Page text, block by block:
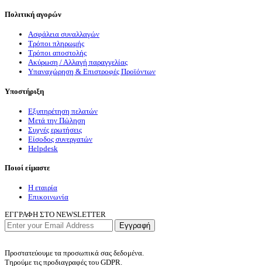
Πολιτική αγορών
Ασφάλεια συναλλαγών
Τρόποι πληρωμής
Τρόποι αποστολής
Ακύρωση / Αλλαγή παραγγελίας
Υπαναχώρηση & Επιστροφές Προϊόντων
Υποστήριξη
Εξυπηρέτηση πελατών
Μετά την Πώληση
Συχνές ερωτήσεις
Είσοδος συνεργατών
Helpdesk
Ποιοί είμαστε
Η εταιρία
Επικοινωνία
ΕΓΓΡΑΦΗ ΣΤΟ NEWSLETTER
Εγγραφή
Προστατεύουμε τα προσωπικά σας δεδομένα.
Τηρούμε τις προδιαγραφές του GDPR.